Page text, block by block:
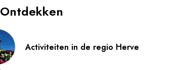
Ontdekken
Activiteiten in de regio Herve